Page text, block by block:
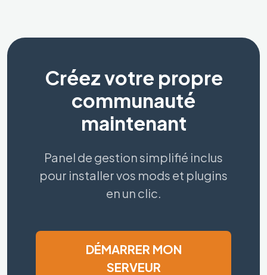
Créez votre propre
communauté
maintenant
Panel de gestion simplifié inclus
pour installer vos mods et plugins
en un clic.
DÉMARRER MON
SERVEUR